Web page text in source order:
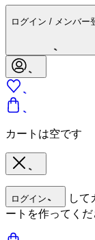
ログイン / メンバー
カートは空です
ログイン
して
ートを作ってくだ